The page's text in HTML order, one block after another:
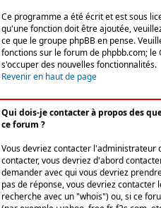
Ce programme a été écrit et est sous
qu'une fonction doit être ajoutée,
ce que le groupe phpBB en pense.
fonctions sur le forum de phpbb.com;
s'occuper des nouvelles fonctionnalités.
Revenir en haut de page
Qui dois-je contacter à propos des
ce forum ?
Vous devriez contacter l'administrateur
contacter, vous devriez d'abord
demander avec qui vous devriez
pas de réponse, vous devriez
recherche avec un "whois") ou, si ce